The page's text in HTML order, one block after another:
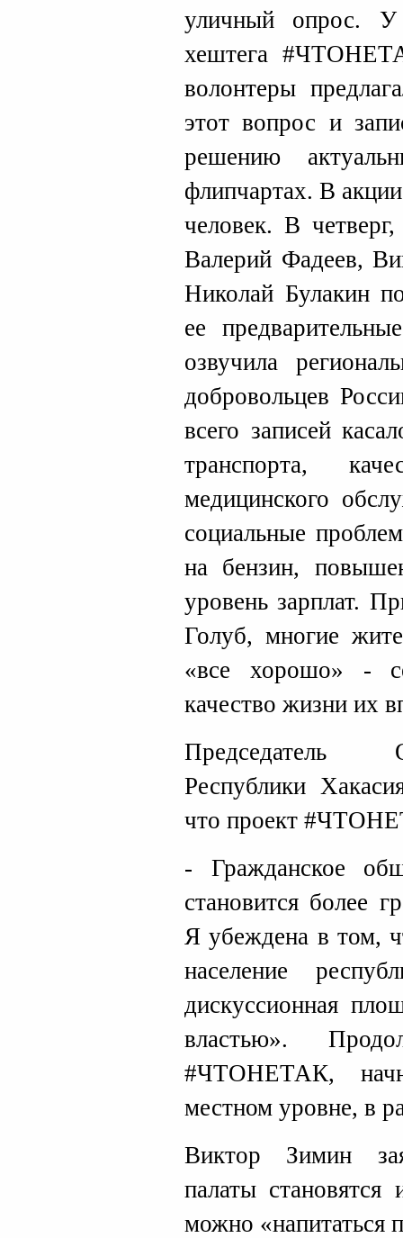
уличный опрос. У
хештега
волонтеры
этот вопрос и
решению
флипчартах. В
человек. В
Валерий Фадеев,
Николай Булакин
ее
озвучила
добровольцев
всего записей
транспорта,
медицинского
социальные
на бензин,
уровень зарплат.
Голуб, многие
«все хорошо» -
качество жизни их
Председатель
Республики
что проект
- Гражданское
становится более
Я убеждена в том,
население
дискуссионная
властью».
#ЧТОНЕТАК,
местном уровне, в
Виктор Зимин
палаты становятся
можно «напитаться